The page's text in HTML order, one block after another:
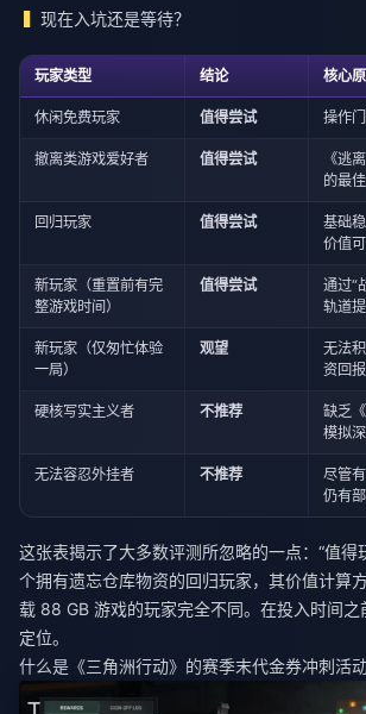
现在入坑还是等待？
玩家类型 结论 核心
休闲免费玩家 值得尝试 操作
撤离类游戏爱好者 值得尝试
《逃
的最
回归玩家 值得尝试
基础
价值
新玩家（重置前有完
整游戏时间）
值得尝试
通过“
轨道
新玩家（仅匆忙体验
一局）
观望
无法
资回
硬核写实主义者 不推荐
缺乏
模拟
无法容忍外挂者 不推荐
尽管
仍有
这张表揭示了大多数评测所忽略的一点：“值得
个拥有遗忘仓库物资的回归玩家，其价值计算
载 88 GB 游戏的玩家完全不同。在投入时间之
定位。
什么是《三角洲行动》的赛季末代金券冲刺活动